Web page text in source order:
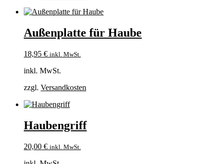
Außenplatte für Haube
18,95 € inkl. MwSt.
inkl. MwSt.
zzgl. Versandkosten
Haubengriff
20,00 € inkl. MwSt.